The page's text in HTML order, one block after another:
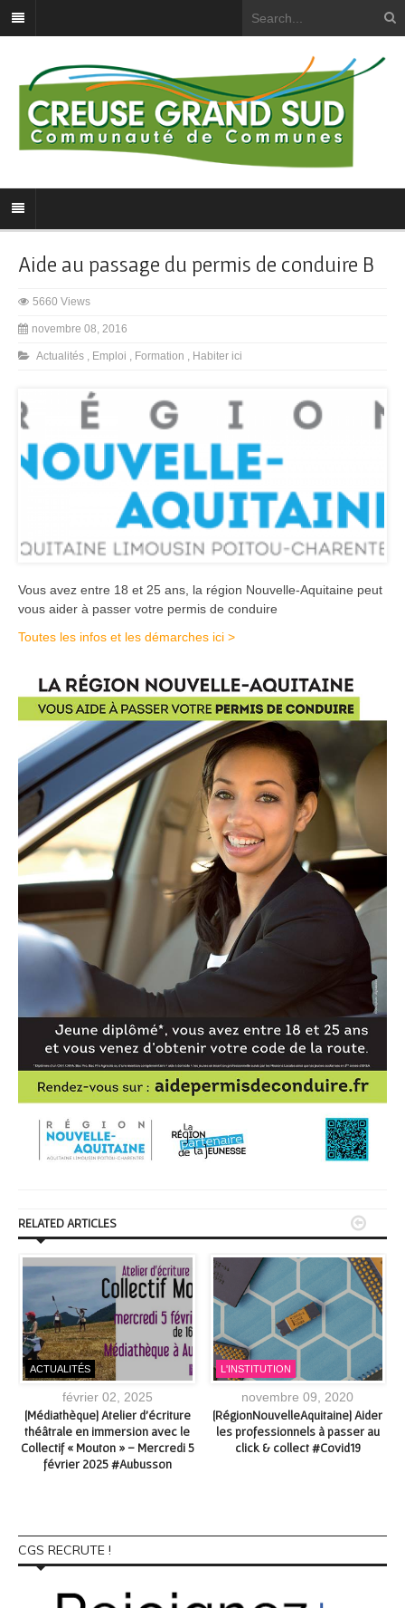
Aide au passage du permis de conduire B
5660 Views
novembre 08, 2016
Actualités , Emploi , Formation , Habiter ici
Vous avez entre 18 et 25 ans, la région Nouvelle-Aquitaine peut
vous aider à passer votre permis de conduire
Toutes les infos et les démarches ici >
RELATED ARTICLES
ACTUALITÉS
février 02, 2025
[Médiathèque] Atelier d’écriture
théâtrale en immersion avec le
Collectif « Mouton » – Mercredi 5
février 2025 #Aubusson
L'INSTITUTION
novembre 09, 2020
[RégionNouvelleAquitaine] Aider
les professionnels à passer au
click & collect #Covid19

CGS RECRUTE !